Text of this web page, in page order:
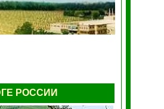
РОССИИ